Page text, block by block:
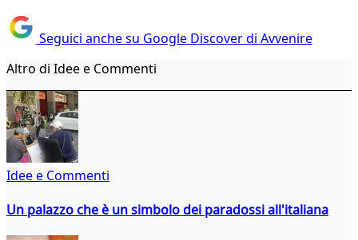
Seguici anche su Google Discover di Avvenire
Altro di Idee e Commenti
Idee e Commenti
Un palazzo che è un simbolo dei paradossi all'italiana